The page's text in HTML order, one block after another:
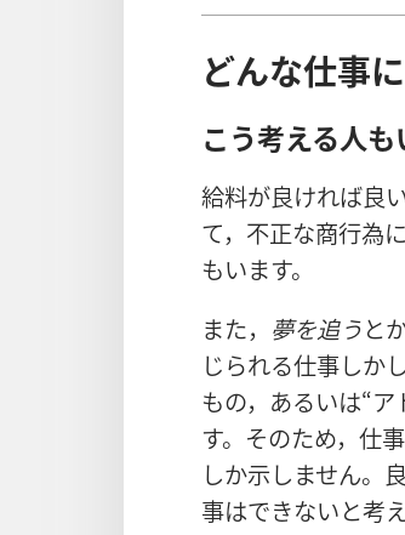
どんな仕事
こう考える人も
給料が良ければ良
て，不正な商行為
もいます。
また， 夢を追うと
じられる仕事しか
もの，あるいは“
す。そのため，仕
しか示しません。
事はできないと考